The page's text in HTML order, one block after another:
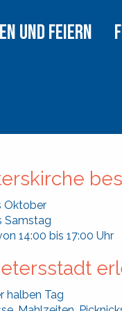
UND FEIERN
Oktober
Samstag
14:00 bis 17:00 Uhr
halben Tag